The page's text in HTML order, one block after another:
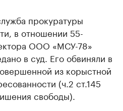
прокуратуры
в отношении 55-
ООО «МСУ-78»
в суд. Его обвиняли в
из корыстной
(ч.2 ст.145
свободы).